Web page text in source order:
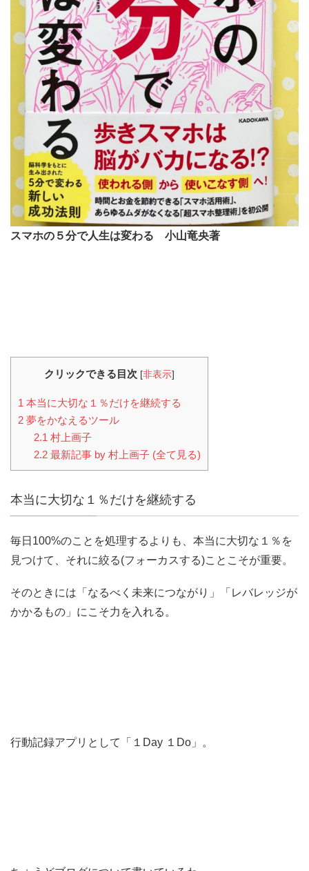
スマホの５分で人生は変わる 小山竜央著
クリックできる目次 [非表示]
1 本当に大切な１％だけを継続する
2 夢をかなえるツール
2.1 村上画子
2.2最新記事 by 村上画子 (全て見る)
本当に大切な１％だけを継続する
毎日100%のことを処理するよりも、本当に大切な１％を
見つけて、それに絞る(フォーカスする)ことこそが重要。
そのときには「なるべく未来につながり」「レバレッジが
かかるもの」にこそ力を入れる。
行動記録アプリとして「１Day １Do」。